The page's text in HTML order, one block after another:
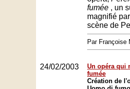
fumée , un
magnifié
scène de
Par Françoise
24/02/2003
Un opéra qui
fumée
Création de